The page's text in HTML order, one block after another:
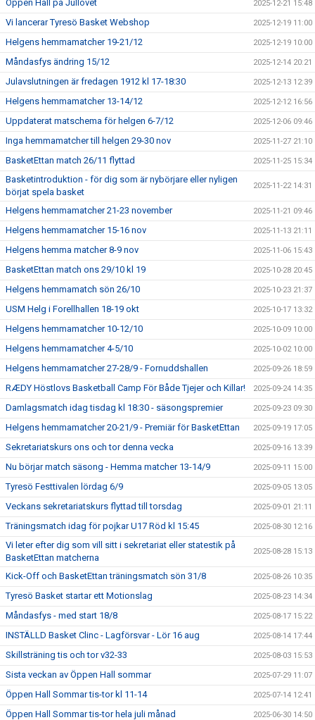
Öppen Hall på Jullovet 2025-12-21 15:48
Vi lancerar Tyresö Basket Webshop 2025-12-19 11:00
Helgens hemmamatcher 19-21/12 2025-12-19 10:00
Måndasfys ändring 15/12 2025-12-14 20:21
Julavslutningen är fredagen 1912 kl 17-18:30 2025-12-13 12:39
Helgens hemmamatcher 13-14/12 2025-12-12 16:56
Uppdaterat matschema för helgen 6-7/12 2025-12-06 09:46
Inga hemmamatcher till helgen 29-30 nov 2025-11-27 21:10
BasketEttan match 26/11 flyttad 2025-11-25 15:34
Basketintroduktion - för dig som är nybörjare eller nyligen
börjat spela basket
2025-11-22 14:31
Helgens hemmamatcher 21-23 november 2025-11-21 09:46
Helgens hemmamatcher 15-16 nov 2025-11-13 21:11
Helgens hemma matcher 8-9 nov 2025-11-06 15:43
BasketEttan match ons 29/10 kl 19 2025-10-28 20:45
Helgens hemmamatch sön 26/10 2025-10-23 21:37
USM Helg i Forellhallen 18-19 okt 2025-10-17 13:32
Helgens hemmamatcher 10-12/10 2025-10-09 10:00
Helgens hemmamatcher 4-5/10 2025-10-02 10:00
Helgens hemmamatcher 27-28/9 - Fornuddshallen 2025-09-26 18:59
RÆDY Höstlovs Basketball Camp För Både Tjejer och Killar! 2025-09-24 14:35
Damlagsmatch idag tisdag kl 18:30 - säsongspremier 2025-09-23 09:30
Helgens hemmamatcher 20-21/9 - Premiär för BasketEttan 2025-09-19 17:05
Sekretariatskurs ons och tor denna vecka 2025-09-16 13:39
Nu börjar match säsong - Hemma matcher 13-14/9 2025-09-11 15:00
Tyresö Festtivalen lördag 6/9 2025-09-05 13:05
Veckans sekretariatskurs flyttad till torsdag 2025-09-01 21:11
Träningsmatch idag för pojkar U17 Röd kl 15:45 2025-08-30 12:16
Vi leter efter dig som vill sitt i sekretariat eller statestik på
BasketEttan matcherna
2025-08-28 15:13
Kick-Off och BasketEttan träningsmatch sön 31/8 2025-08-26 10:35
Tyresö Basket startar ett Motionslag 2025-08-23 14:34
Måndasfys - med start 18/8 2025-08-17 15:22
INSTÄLLD Basket Clinc - Lagförsvar - Lör 16 aug 2025-08-14 17:44
Skillsträning tis och tor v32-33 2025-08-03 15:53
Sista veckan av Öppen Hall sommar 2025-07-29 11:07
Öppen Hall Sommar tis-tor kl 11-14 2025-07-14 12:41
Öppen Hall Sommar tis-tor hela juli månad 2025-06-30 14:50